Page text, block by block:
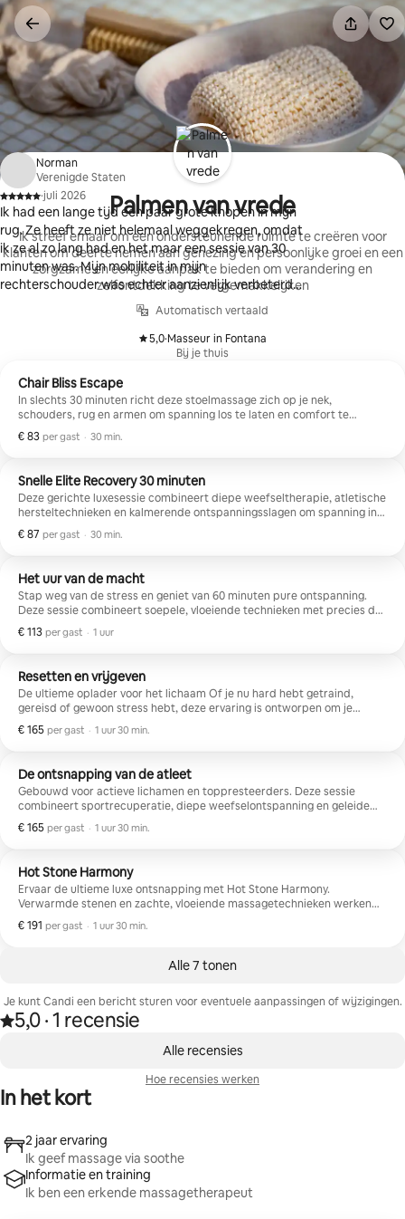
Ga
direct
naar
inhoud
Palmen van vrede
Ik streef ernaar om een ondersteunende ruimte te creëren voor
klanten om deel te nemen aan genezing en persoonlijke groei en een
zorgzame en eerlijke aanpak te bieden om verandering en
zelfontdekking te vergemakkelijken
Automatisch vertaald
5,0
, ·Masseur in Fontana
Bij je thuis
Chair Bliss Escape
In slechts 30 minuten richt deze stoelmassage zich op je nek,
schouders, rug en armen om spanning los te laten en comfort te
herstellen. Vloeiende technieken en zachte druk helpen u te
ontspannen, op te frissen en op te laden — perfect voor reizigers,
een uitstekende optie voor grote groepen en evenementen.
€ 83 per gast
€ 83 per gast
, · 30 min.
Snelle Elite Recovery 30 minuten
Deze gerichte luxesessie combineert diepe weefseltherapie, atletische
hersteltechnieken en kalmerende ontspanningsslagen om spanning in
één geconcentreerd gebied te verlichten. Of het nu je rug, benen of
nek en schouders zijn, deze expresservaring is ontworpen om
— allemaal in slechts 30 minuten.
€ 87 per gast
€ 87 per gast
, · 30 min.
Het uur van de macht
Stap weg van de stress en geniet van 60 minuten pure ontspanning.
Deze sessie combineert soepele, vloeiende technieken met precies de
juiste hoeveelheid druk om spanning los te laten, de bloedsomloop te
verbeteren en je van top tot teen een fris gevoel te geven. Perfect voor
Ontspan. Laad op. Voel je goed
€ 113 per gast
€ 113 per gast
, · 1 uur
Resetten en vrijgeven
De ultieme oplader voor het lichaam Of je nu hard hebt getraind,
gereisd of gewoon stress hebt, deze ervaring is ontworpen om je
lichaam volledig te resetten. Een krachtige mix van diep weefsel,
sporttechnieken en ontspannende flow smelt spanning terwijl de
lichaamsbeweging met een kalmerende, verheven sfeer.
€ 165 per gast
€ 165 per gast
, · 1 uur 30 min.
De ontsnapping van de atleet
Gebouwd voor actieve lichamen en toppresteerders. Deze sessie
combineert sportrecuperatie, diepe weefselontspanning en geleide
stretching om pijn te verminderen, mobiliteit te vergroten en kracht te
herstellen. Prestaties ontmoeten ontspanning in één bewuste ervaring.
€ 165 per gast
€ 165 per gast
, · 1 uur 30 min.
Hot Stone Harmony
Ervaar de ultieme luxe ontsnapping met Hot Stone Harmony.
Verwarmde stenen en zachte, vloeiende massagetechnieken werken
samen om strakheid los te laten, het zenuwstelsel te kalmeren en het
natuurlijke ritme van je lichaam te herstellen. Vertrek met een lichter,
€ 191 per gast
€ 191 per gast
, · 1 uur 30 min.
Alle 7 tonen
Je kunt Candi een bericht sturen voor eventuele aanpassingen of wijzigingen.
Beoordeeld met 5,0 van 5 sterren op basis van 1 recensie
5,0
, ·1 recensie
Norman
Verenigde Staten
,
·juli 2026
Ik had een lange tijd een paar grote knopen in mijn
rug. Ze heeft ze niet helemaal weggekregen, omdat
ik ze al zo lang had en het maar een sessie van 30
minuten was. Mijn mobiliteit in mijn
rechterschouder was echter aanzienlijk verbeterd
en voelde over het algemeen losser. Geweldige jog
Candi!! De volgende sessie zal langer zijn, zodat we
al die knopen kunnen losmaken.
Alle recensies
Hoe recensies werken
In het kort
2 jaar ervaring
Ik geef massage via soothe
Informatie en training
Ik ben een erkende massagetherapeut